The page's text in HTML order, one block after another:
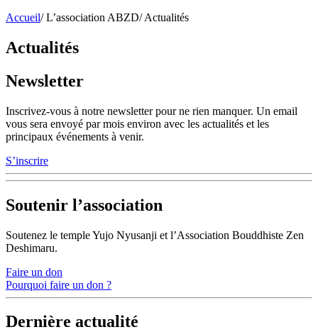
Accueil/ L’association ABZD/ Actualités
Actualités
Newsletter
Inscrivez-vous à notre newsletter pour ne rien manquer. Un email
vous sera envoyé par mois environ avec les actualités et les
principaux événements à venir.
S’inscrire
Soutenir l’association
Soutenez le temple Yujo Nyusanji et l’Association Bouddhiste Zen
Deshimaru.
Faire un don
Pourquoi faire un don ?
Dernière actualité